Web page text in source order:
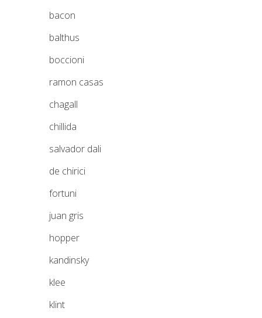
bacon
balthus
boccioni
ramon casas
chagall
chillida
salvador dali
de chirici
fortuni
juan gris
hopper
kandinsky
klee
klint